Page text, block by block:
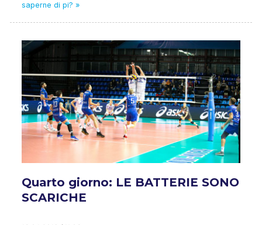
saperne di pi? »
Quarto giorno: LE BATTERIE SONO
SCARICHE